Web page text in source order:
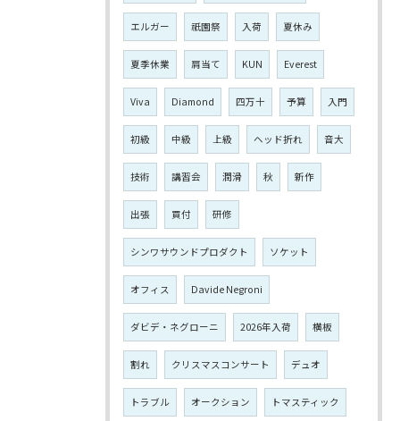
エルガー 祇園祭 入荷 夏休み
夏季休業 肩当て KUN Everest
Viva Diamond 四万十 予算 入門
初級 中級 上級 ヘッド折れ 音大
技術 講習会 潤滑 秋 新作
出張 買付 研修
シンワサウンドプロダクト ソケット
オフィス Davide Negroni
ダビデ・ネグローニ 2026年入荷 横板
割れ クリスマスコンサート デュオ
トラブル オークション トマスティック